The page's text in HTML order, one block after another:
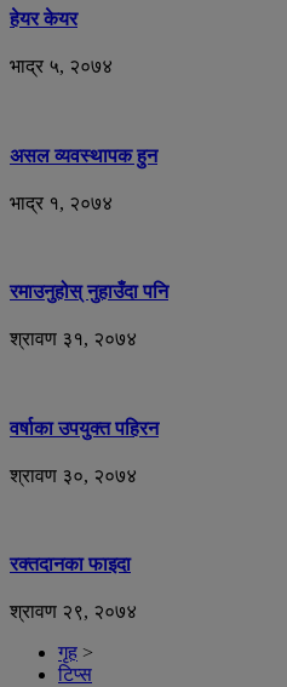
हेयर केयर
भाद्र ५, २०७४
असल व्यवस्थापक हुन
भाद्र १, २०७४
रमाउनुहोस् नुहाउँदा पनि
श्रावण ३१, २०७४
वर्षाका उपयुक्त पहिरन
श्रावण ३०, २०७४
रक्तदानका फाइदा
श्रावण २९, २०७४
गृह >
टिप्स